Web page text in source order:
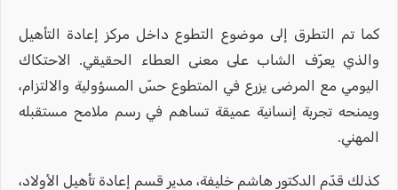
كما تم التطرق إلى موضوع التطوع داخل مركز إعادة التأهيل
والذي يعرّف الشاب على معنى العطاء الحقيقي. الاحتكاك
اليومي مع المرضى يزرع في المتطوع حسّ المسؤولية والالتزام،
ويمنحه تجربة إنسانية عميقة تساهم في رسم ملامح مستقبله
المهني.
كذلك قدّم الدكتور هاشم خليفة، مدير قسم إعادة تأهيل الأولاد،